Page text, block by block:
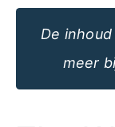
De
meer